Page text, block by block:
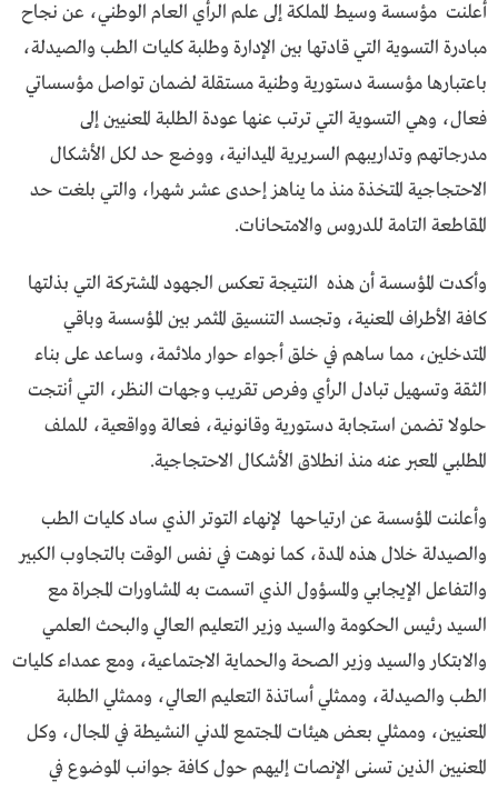
أعلنت مؤسسة وسيط المملكة إلى علم الرأي العام الوطني، عن نجاح
مبادرة التسوية التي قادتها بين الإدارة وطلبة كليات الطب والصيدلة،
باعتبارها مؤسسة دستورية وطنية مستقلة لضمان تواصل مؤسساتي
فعال، وهي التسوية التي ترتب عنها عودة الطلبة المعنيين إلى
مدرجاتهم وتداريبهم السريرية الميدانية، ووضع حد لكل الأشكال
الاحتجاجية المتخذة منذ ما يناهز إحدى عشر شهرا، والتي بلغت حد
المقاطعة التامة للدروس والامتحانات.
وأكدت المؤسسة أن هذه النتيجة تعكس الجهود المشتركة التي بذلتها
كافة الأطراف المعنية، وتجسد التنسيق المثمر بين المؤسسة وباقي
المتدخلين، مما ساهم في خلق أجواء حوار ملائمة، وساعد على بناء
الثقة وتسهيل تبادل الرأي وفرص تقريب وجهات النظر، التي أنتجت
حلولا تضمن استجابة دستورية وقانونية، فعالة وواقعية، للملف
المطلبي المعبر عنه منذ انطلاق الأشكال الاحتجاجية.
وأعلنت المؤسسة عن ارتياحها لإنهاء التوتر الذي ساد كليات الطب
والصيدلة خلال هذه المدة، كما نوهت في نفس الوقت بالتجاوب الكبير
والتفاعل الإيجابي والمسؤول الذي اتسمت به المشاورات المجراة مع
السيد رئيس الحكومة والسيد وزير التعليم العالي والبحث العلمي
والابتكار والسيد وزير الصحة والحماية الاجتماعية، ومع عمداء كليات
الطب والصيدلة، وممثلي أساتذة التعليم العالي، وممثلي الطلبة
المعنيين، وممثلي بعض هيئات المجتمع المدني النشيطة في المجال، وكل
المعنيين الذين تسنى الإنصات إليهم حول كافة جوانب الموضوع في